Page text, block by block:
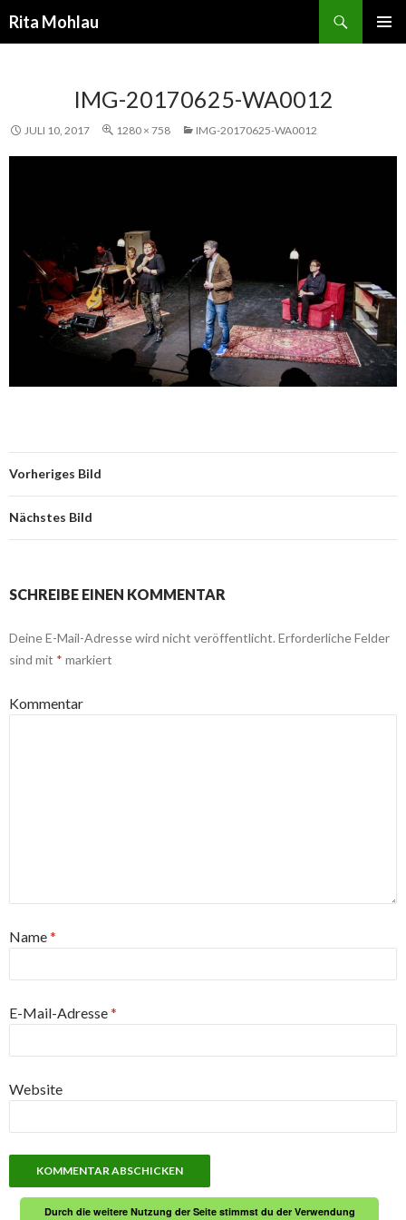
Rita Mohlau
IMG-20170625-WA0012
JULI 10, 2017 1280 × 758 IMG-20170625-WA0012
Vorheriges Bild
Nächstes Bild
SCHREIBE EINEN KOMMENTAR
Deine E-Mail-Adresse wird nicht veröffentlicht. Erforderliche Felder
sind mit * markiert
Kommentar
Name*
E-Mail-Adresse*
Website
Durch die weitere Nutzung der Seite stimmst du der Verwendung